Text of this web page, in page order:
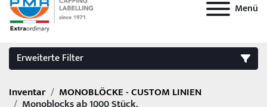
Menü
Erweiterte Filter
FILTER(2)
Alle löschen
Inventar MONOBLÖCKE - CUSTOM LINIEN